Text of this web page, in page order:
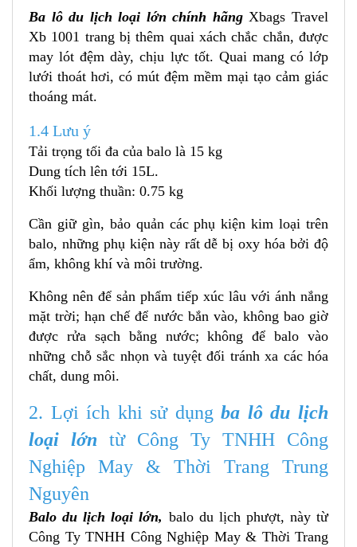
Ba lô du lịch loại lớn chính hãng Xbags Travel
Xb 1001 trang bị thêm quai xách chắc chắn, được
may lót đệm dày, chịu lực tốt. Quai mang có lớp
lưới thoát hơi, có mút đệm mềm mại tạo cảm giác
thoáng mát.
1.4 Lưu ý
Tải trọng tối đa của balo là 15 kg
Dung tích lên tới 15L.
Khối lượng thuần: 0.75 kg
Cần giữ gìn, bảo quản các phụ kiện kim loại trên
balo, những phụ kiện này rất dễ bị oxy hóa bởi độ
ẩm, không khí và môi trường.
Không nên để sản phẩm tiếp xúc lâu với ánh nắng
mặt trời; hạn chế để nước bắn vào, không bao giờ
được rửa sạch bằng nước; không để balo vào
những chỗ sắc nhọn và tuyệt đối tránh xa các hóa
chất, dung môi.
2. Lợi ích khi sử dụngba lô du lịch
loại lớn từ Công Ty TNHH Công
Nghiệp May & Thời Trang Trung
Nguyên
Balo du lịch loại lớn, balo du lịch phượt, này từ
Công Ty TNHH Công Nghiệp May & Thời Trang